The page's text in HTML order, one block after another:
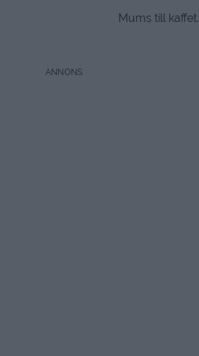
Mums till kaffet.